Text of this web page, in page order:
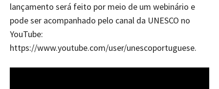
lançamento será feito por meio de um webinário e
pode ser acompanhado pelo canal da UNESCO no
YouTube:
https://www.youtube.com/user/unescoportuguese.